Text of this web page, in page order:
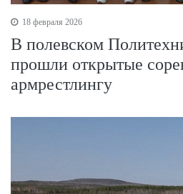
18 февраля 2026
В полевском
прошли открытые
армрестлингу